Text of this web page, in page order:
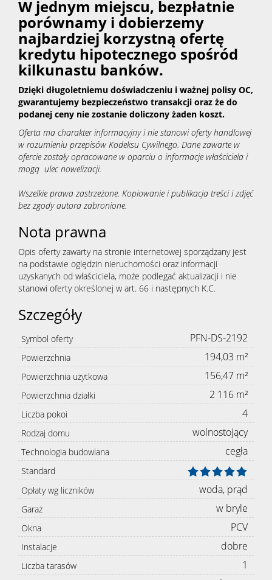
W jednym miejscu, bezpłatnie
porównamy i dobierzemy
najbardziej korzystną ofertę
kredytu hipotecznego spośród
kilkunastu banków.
Dzięki długoletniemu doświadczeniu i ważnej polisy OC,
gwarantujemy bezpieczeństwo transakcji oraz że do
podanej ceny nie zostanie doliczony żaden koszt.
Oferta ma charakter informacyjny i nie stanowi oferty handlowej
w rozumieniu przepisów Kodeksu Cywilnego. Dane zawarte w
ofercie zostały opracowane w oparciu o informacje właściciela i
mogą ulec nowelizacji.
Wszelkie prawa zastrzeżone. Kopiowanie i publikacja treści i zdjęć
bez zgody autora zabronione.
Nota prawna
Opis oferty zawarty na stronie internetowej sporządzany jest
na podstawie oględzin nieruchomości oraz informacji
uzyskanych od właściciela, może podlegać aktualizacji i nie
stanowi oferty określonej w art. 66 i następnych K.C.
Szczegóły
Symbol oferty PFN-DS-2192
Powierzchnia 194,03 m²
Powierzchnia użytkowa 156,47 m²
Powierzchnia działki 2 116 m²
Liczba pokoi 4
Rodzaj domu wolnostojący
Technologia budowlana cegła
Standard
Opłaty wg liczników
woda, prąd
Garaż w bryle
Okna PCV
Instalacje dobre
Liczba tarasów 1